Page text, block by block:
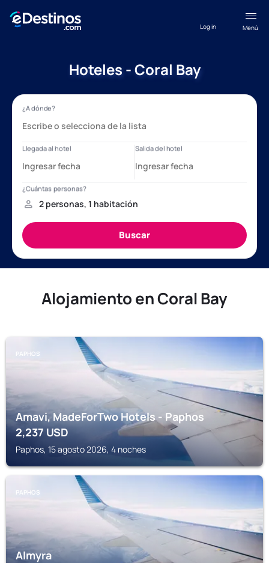
Menú
Log in
Hoteles - Coral Bay
Alojamiento en Coral Bay
PAPHOS
Amavi, MadeForTwo Hotels - Paphos
2,237USD
Paphos, 15 agosto 2026, 4 noches
PAPHOS
Almyra